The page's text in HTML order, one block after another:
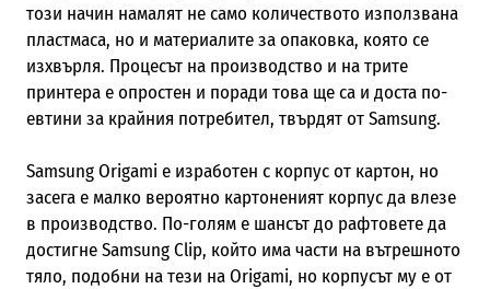
този начин намалят не само количеството използвана
пластмаса, но и материалите за опаковка, която се
изхвърля. Процесът на производство и на трите
принтера е опростен и поради това ще са и доста по-
евтини за крайния потребител, твърдят от Samsung.
Samsung Origami е изработен с корпус от картон, но
засега е малко вероятно картоненият корпус да влезе
в производство. По-голям е шансът до рафтовете да
достигне Samsung Clip, който има части на вътрешното
тяло, подобни на тези на Origami, но корпусът му е от